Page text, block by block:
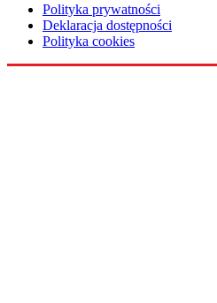
Polityka prywatności
Deklaracja dostępności
Polityka cookies